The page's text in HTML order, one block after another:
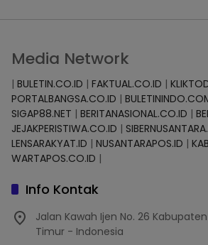
Media Network
| BULETIN.CO.ID | FAKTUAL.CO.ID |
PORTALBANGSA.CO.ID |
SIGAP88.NET | BERITANASIONAL.CO.ID |
JEJAKPERISTIWA.CO.ID |
LENSARAKYAT.ID | NUSANTARAPOS.ID |
WARTAPOS.CO.ID |
Info Kontak
Jalan Kawah Ijen No. 26
Timur - Indonesia